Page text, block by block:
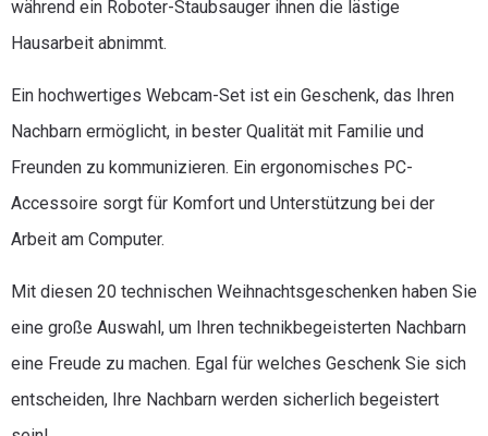
während ein Roboter-Staubsauger ihnen die lästige
Hausarbeit abnimmt.
Ein hochwertiges Webcam-Set ist ein Geschenk, das Ihren
Nachbarn ermöglicht, in bester Qualität mit Familie und
Freunden zu kommunizieren. Ein ergonomisches PC-
Accessoire sorgt für Komfort und Unterstützung bei der
Arbeit am Computer.
Mit diesen 20 technischen Weihnachtsgeschenken haben Sie
eine große Auswahl, um Ihren technikbegeisterten Nachbarn
eine Freude zu machen. Egal für welches Geschenk Sie sich
entscheiden, Ihre Nachbarn werden sicherlich begeistert